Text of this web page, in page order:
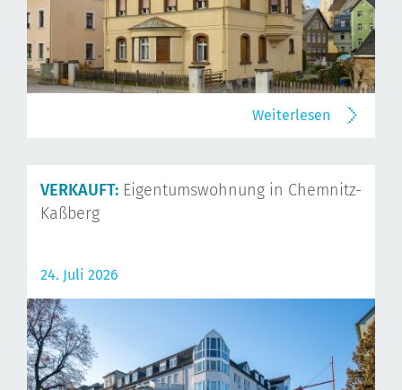
Weiterlesen
VERKAUFT: Eigentumswohnung in Chemnitz-
Kaßberg
24. Juli 2026